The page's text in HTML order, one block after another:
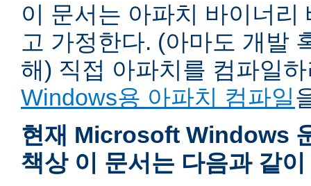
이 문서는 아파치 바이너리
고 가정한다. (아마도 개발
해) 직접 아파치를 컴파일
Windows용 아파치 컴파일
현재 Microsoft Windows
책상 이 문서는 다음과 같